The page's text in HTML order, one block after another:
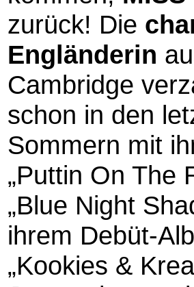
zurück! Die
Engländerin
Cambridge
schon in den
Sommern mit
„Puttin On The
„Blue Night
ihrem Debüt-
„Kookies &